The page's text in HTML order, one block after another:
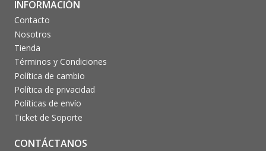
INFORMACIÓN
Contacto
Nosotros
Tienda
Términos y Condiciones
Política de cambio
Política de privacidad
Políticas de envío
Ticket de Soporte
CONTÁCTANOS